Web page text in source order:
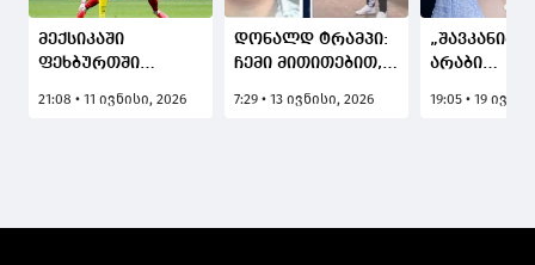
მექსიკაში
ფეხბურთში
ჩემპიონატი
21:08 • 11 ივნისი, 2026
დონალდ ტრამპი:
ჩემი მითითებით,
სასიკვდილო
სისხლისმსმელი
7:29 • 13 ივნისი, 2026
არაბი
BFMTV-ის
19:05 • 19